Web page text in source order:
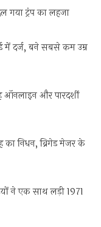
गया ट्रंप का लहजा
में दर्ज, बने सबसे कम उम्र
ऑनलाइन और पारदर्शी
निधन, ब्रिगेड मेजर के
ने एक साथ लड़ी 1971